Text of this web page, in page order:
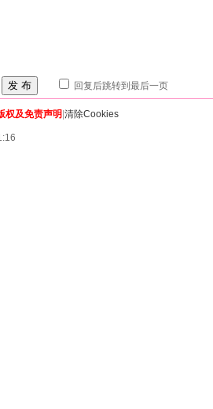
发 布 回复后跳转到最后一页
权及免责声明 清除Cookies